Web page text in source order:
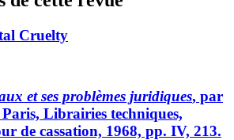
Cruelty
et ses problèmes juridiques, par
Librairies techniques,
de cassation, 1968, pp. IV, 213.